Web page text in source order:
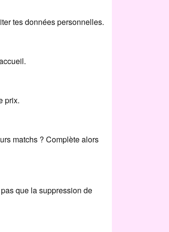
tes données personnelles.
prix.
matchs ? Complète alors
que la suppression de